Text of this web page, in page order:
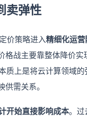
卖弹性
价策略进入精细化运营
格战主要靠整体降价实
质上是将云计算领域的
供需关系。
开始直接影响成本。过